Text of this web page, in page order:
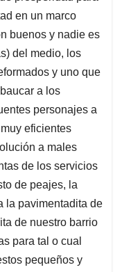
en un marco
buenos y nadie es
del medio, los
y uno que
a los
personajes a
eficientes
a males
de los servicios
de peajes, la
la pavimentadita de
de nuestro barrio
para tal o cual
pequeños y